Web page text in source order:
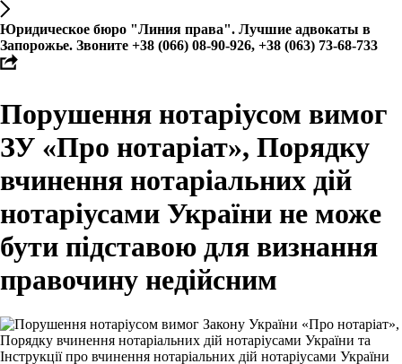
Юридическое бюро "Линия права". Лучшие адвокаты в
Запорожье. Звоните +38 (066) 08-90-926, +38 (063) 73-68-733
Порушення нотаріусом вимог
ЗУ «Про нотаріат», Порядку
вчинення нотаріальних дій
нотаріусами України не може
бути підставою для визнання
правочину недійсним